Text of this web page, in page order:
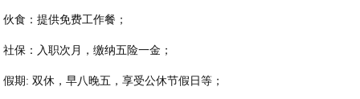
伙食：提供免费工作餐；
社保：入职次月，缴纳五险一金；
假期 : 双休，早八晚五，享受公休节假日等；